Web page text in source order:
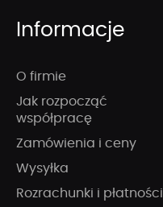
Informacje
O firmie
Jak rozpocząć
współpracę
Zamówienia i ceny
Wysyłka
Rozrachunki i płatności